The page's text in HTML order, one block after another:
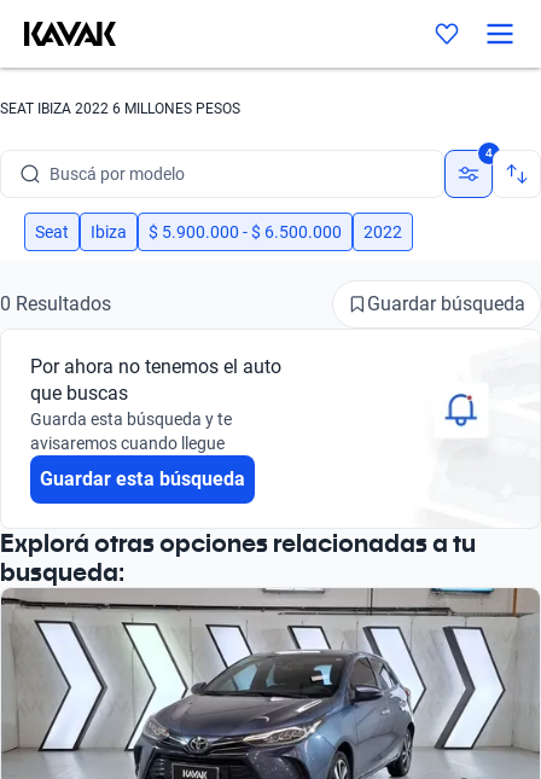
SEAT IBIZA 2022 6 MILLONES PESOS
Buscá por modelo
Buscá por versión
Buscá por marca
Buscá por modelo
Buscá por versión
4
Seat Ibiza $ 5.900.000 - $ 6.500.000 2022
0 Resultados Guardar búsqueda
Por ahora no tenemos el auto
que buscas
Guarda esta búsqueda y te
avisaremos cuando llegue
Guardar esta búsqueda
Explorá otras opciones relacionadas a tu
busqueda: